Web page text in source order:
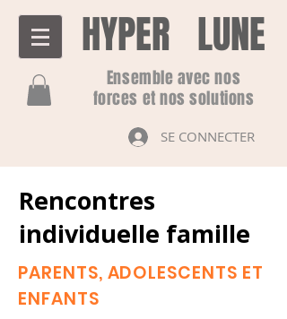
HYPER LUNE
Ensemble avec nos
forces et nos solutions
SE CONNECTER
Rencontres
individuelle famille
PARENTS, ADOLESCENTS ET
ENFANTS